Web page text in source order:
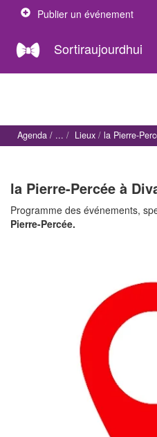
Publier un événement
Sortiraujourdhui
Agenda Lieux la Pierre-
la Pierre-Percée à
Programme des événements,
Pierre-Percée.